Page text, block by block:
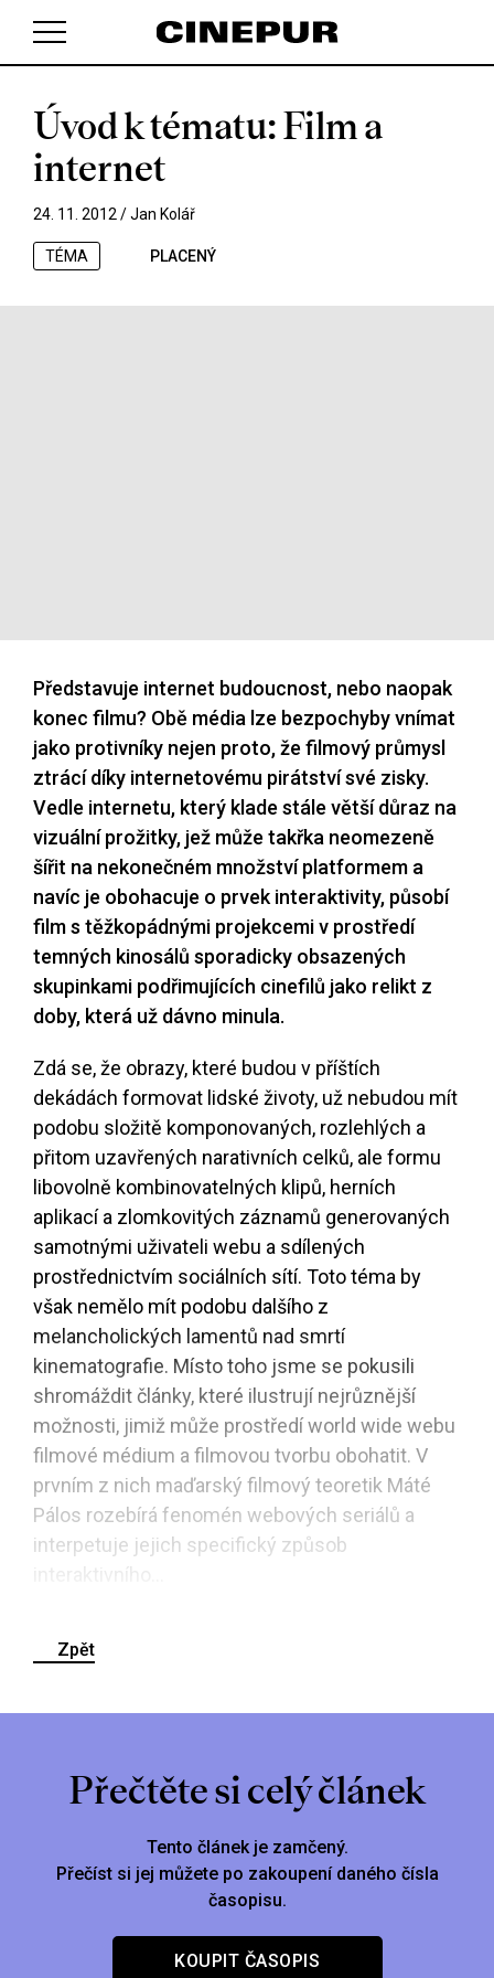
V košíku zatím nemáte žádné položky.
Úvod k tématu: Film a
internet
24. 11. 2012 /Jan Kolář
TÉMA PLACENÝ
Představuje internet budoucnost, nebo naopak
konec filmu? Obě média lze bezpochyby vnímat
jako protivníky nejen proto, že filmový průmysl
ztrácí díky internetovému pirátství své zisky.
Vedle internetu, který klade stále větší důraz na
vizuální prožitky, jež může takřka neomezeně
šířit na nekonečném množství platformem a
navíc je obohacuje o prvek interaktivity, působí
film s těžkopádnými projekcemi v prostředí
temných kinosálů sporadicky obsazených
skupinkami podřimujících cinefilů jako relikt z
doby, která už dávno minula.
Zdá se, že obrazy, které budou v příštích
dekádách formovat lidské životy, už nebudou mít
podobu složitě komponovaných, rozlehlých a
přitom uzavřených narativních celků, ale formu
libovolně kombinovatelných klipů, herních
aplikací a zlomkovitých záznamů generovaných
samotnými uživateli webu a sdílených
prostřednictvím sociálních sítí. Toto téma by
však nemělo mít podobu dalšího z
melancholických lamentů nad smrtí
kinematografie. Místo toho jsme se pokusili
shromáždit články, které ilustrují nejrůznější
možnosti, jimiž může prostředí world wide webu
filmové médium a filmovou tvorbu obohatit. V
prvním z nich maďarský filmový teoretik Máté
Pálos rozebírá fenomén webových seriálů a
interpetuje jejich specifický způsob
Zpět
Přečtěte si celý článek
Tento článek je zamčený.
Přečíst si jej můžete po zakoupení daného čísla
časopisu.
KOUPIT ČASOPIS